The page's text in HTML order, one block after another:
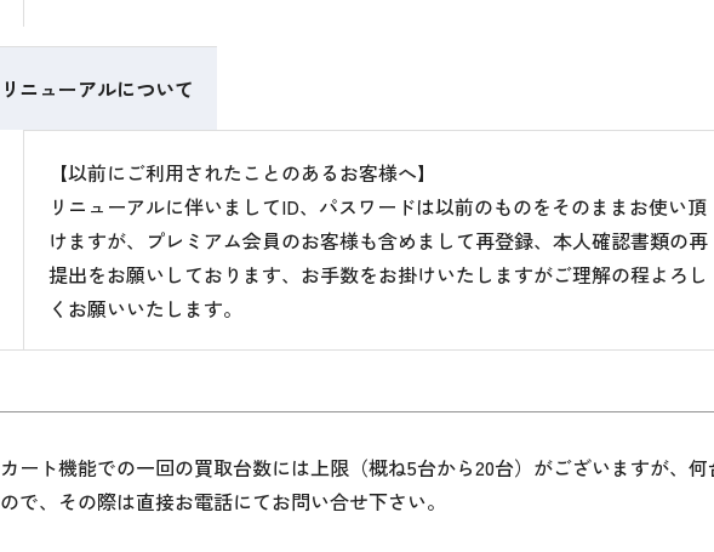
リニューアルについて
【以前にご利用されたことのあるお客様へ】
リニューアルに伴いましてID、パスワードは以前のものをそのままお使い頂
けますが、プレミアム会員のお客様も含めまして再登録、本人確認書類の再
提出をお願いしております、お手数をお掛けいたしますがご理解の程よろし
くお願いいたします。
カート機能での一回の買取台数には上限（概ね5台から20台）がございますが、
ので、その際は直接お電話にてお問い合せ下さい。